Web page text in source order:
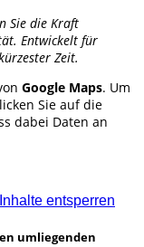
Sie die Kraft
Entwickelt für
Zeit.
Google Maps. Um
Sie auf die
dabei Daten an
entsperren
umliegenden